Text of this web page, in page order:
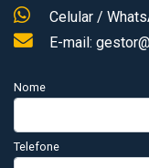
Celular /
E-mail:
Nome
Telefone